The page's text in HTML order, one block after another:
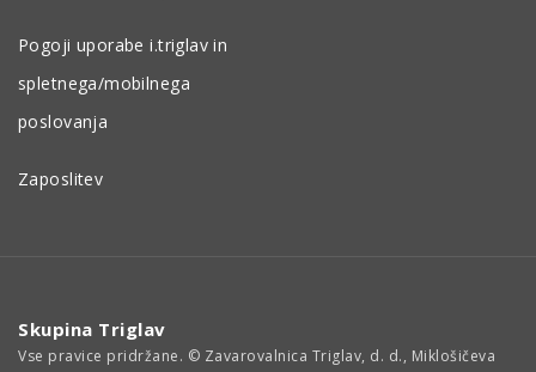
Pogoji uporabe i.triglav in
spletnega/mobilnega
poslovanja
Zaposlitev
Skupina Triglav
Vse pravice pridržane. © Zavarovalnica Triglav, d. d., Miklošičeva